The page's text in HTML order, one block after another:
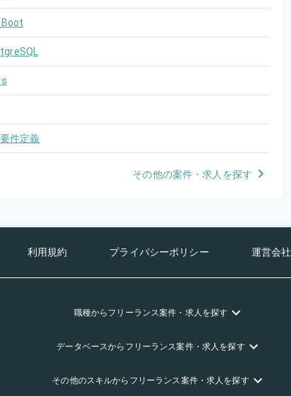
要件定義
その他の案件・求人を探す
利用規約 プライバシーポリシー 運営会社
職種からフリーランス案件・求人を探す
データベースからフリーランス案件・求人を探す
その他のスキルからフリーランス案件・求人を探す